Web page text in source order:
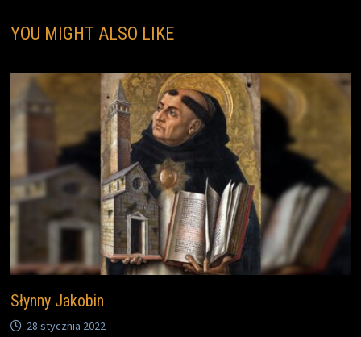
YOU MIGHT ALSO LIKE
Słynny Jakobin
28 stycznia 2022